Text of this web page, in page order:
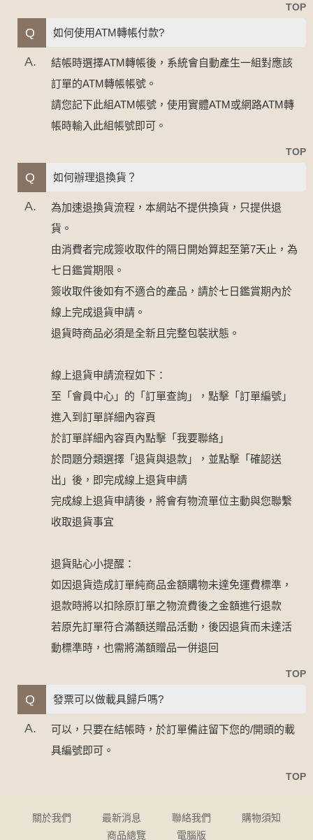
TOP
Q 如何使用ATM轉帳付款?
A.
結帳時選擇ATM轉帳後，系統會自動產生一組對應該
訂單的ATM轉帳帳號。
請您記下此組ATM帳號，使用實體ATM或網路ATM轉
帳時輸入此組帳號即可。
TOP
Q 如何辦理退換貨？
A.
為加速退換貨流程，本網站不提供換貨，只提供退
貨。
由消費者完成簽收取件的隔日開始算起至第7天止，為
七日鑑賞期限。
簽收取件後如有不適合的產品，請於七日鑑賞期內於
線上完成退貨申請。
退貨時商品必須是全新且完整包裝狀態。
線上退貨申請流程如下：
至「會員中心」的「訂單查詢」，點擊「訂單編號」
進入到訂單詳細內容頁
於訂單詳細內容頁內點擊「我要聯絡」
於問題分類選擇「退貨與退款」，並點擊「確認送
出」後，即完成線上退貨申請
完成線上退貨申請後，將會有物流單位主動與您聯繫
收取退貨事宜
退貨貼心小提醒：
如因退貨造成訂單純商品金額購物未達免運費標準，
退款時將以扣除原訂單之物流費後之金額進行退款
若原先訂單符合滿額送贈品活動，後因退貨而未達活
動標準時，也需將滿額贈品一併退回
TOP
Q 發票可以做載具歸戶嗎?
A.
可以，只要在結帳時，於訂單備註留下您的/開頭的載
具編號即可。
TOP
關於我們 最新消息 聯絡我們
購物須知
商品總覽
電腦版